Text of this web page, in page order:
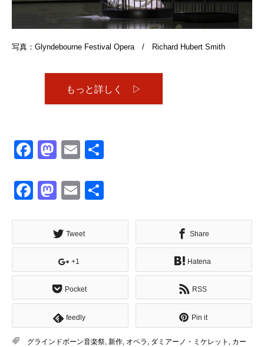
写真：Glyndebourne Festival Opera / Richard Hubert Smith
もっと詳しく ▷
Facebook
Mastodon
Email
Facebook
Mastodon
Email
Tweet Share
+1 Hatena
Pocket RSS
feedly Pin it
グラインドボーン音楽祭, 新作, オペラ , ダミアーノ・ミケレット , カー